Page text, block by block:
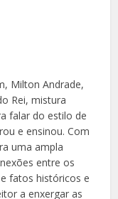
Milton Andrade,
Rei, mistura
falar do estilo de
e ensinou. Com
uma ampla
entre os
fatos históricos e
a enxergar as